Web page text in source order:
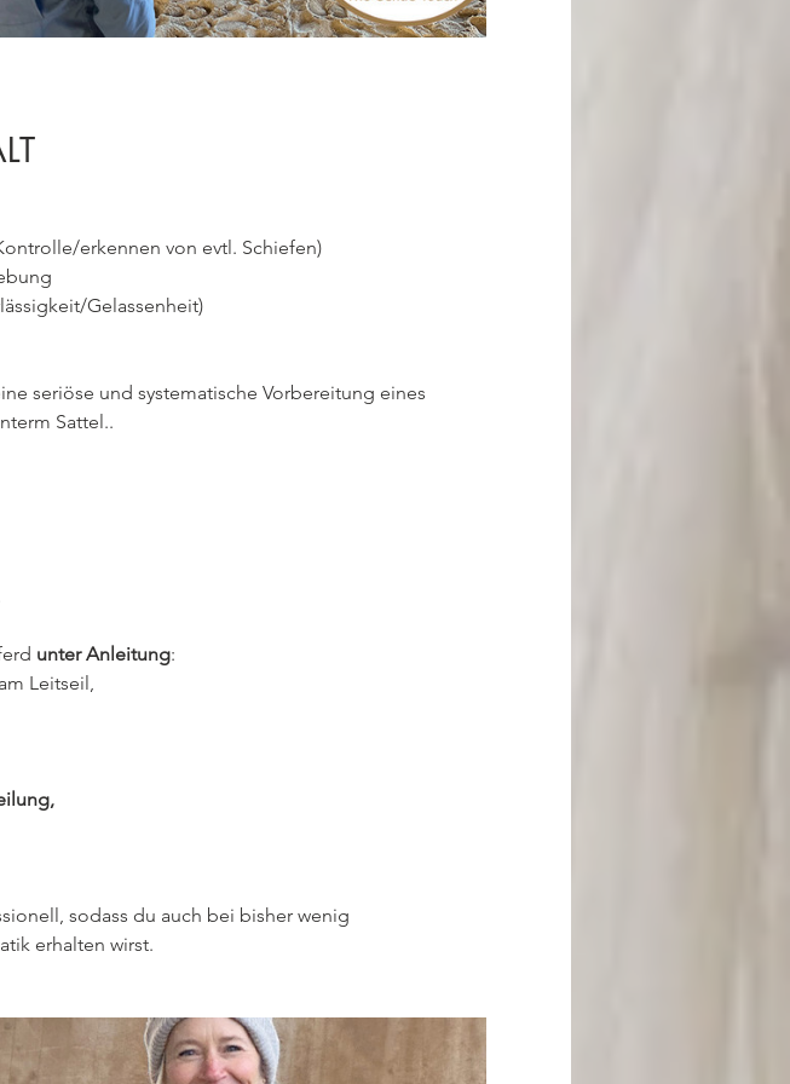
erkennen von evtl. Schiefen)
Gelassenheit)
seriöse und systematische Vorbereitung eines
Sattel..
unter Anleitung:
Leitseil,
sodass du auch bei bisher wenig
erhalten wirst.